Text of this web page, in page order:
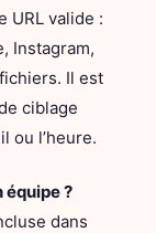
URL valide :
Instagram,
Il est
ciblage
ou l’heure.
?
dans